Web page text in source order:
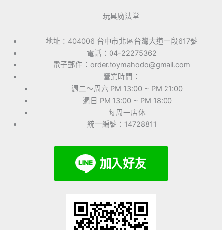
玩具魔法堂
地址：404006 台中市北區台灣大道一段617號
電話：04-22275362
電子郵件：order.toymahodo@gmail.com
營業時間：
週二～周六 PM 13:00 ~ PM 21:00
週日 PM 13:00 ~ PM 18:00
每周一店休
統一編號：14728811